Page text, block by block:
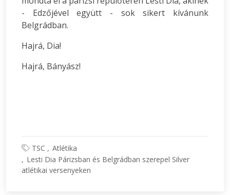
- Edzőjével együtt - sok sikert kívánunk
Belgrádban.
Hajrá, Dia!
Hajrá, Bányász!
TSC
Atlétika
Lesti Dia Párizsban és Belgrádban szerepel Silver
atlétikai versenyeken